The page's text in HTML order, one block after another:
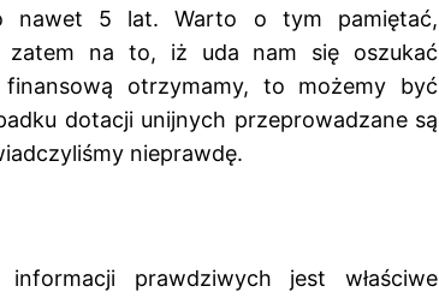
nawet 5 lat. Warto o tym pamiętać,
zatem na to, iż uda nam się oszukać
otrzymamy, to możemy być
dotacji unijnych przeprowadzane są
nieprawdę.
prawdziwych jest właściwe